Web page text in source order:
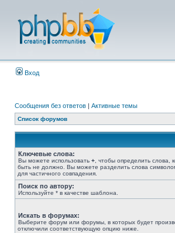
Вход
Сообщения без ответов | Активные темы
Список форумов
Ключевые слова:
Вы можете использовать + , чтобы определить слова,
быть не должно. Вы можете разделить слова
для частичного совпадения.
Поиск по автору:
Используйте * в качестве шаблона.
Искать в форумах:
Выберите форум или форумы, в которых будет
отключили соответствующую опцию ниже.